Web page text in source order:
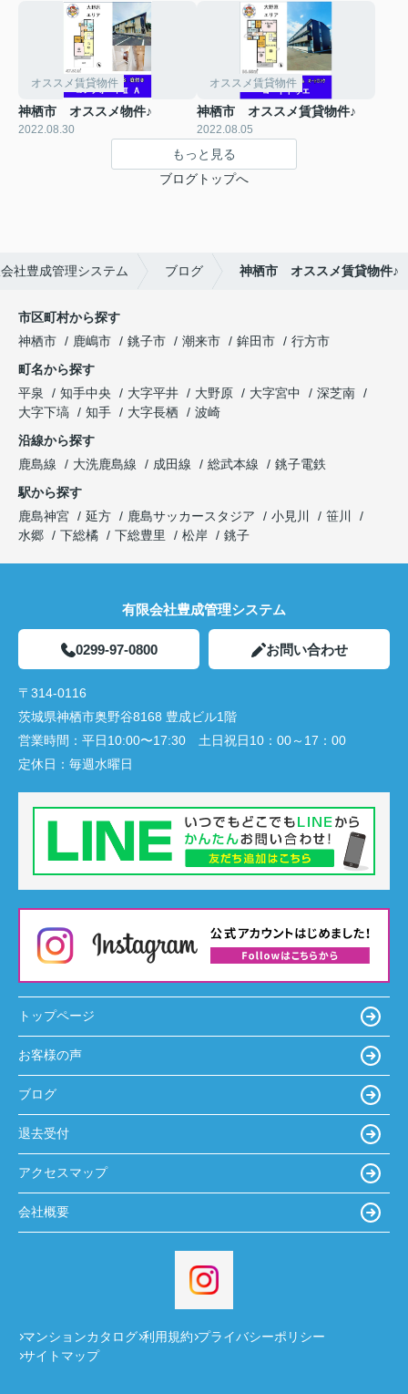
オススメ賃貸物件
神栖市 オススメ物件♪
2022.08.30
オススメ賃貸物件
神栖市 オススメ賃貸物件♪
2022.08.05
もっと見る
ブログトップへ
社豊成管理システム ブログ 神栖市 オススメ賃貸物件♪
市区町村から探す
神栖市
鹿嶋市 銚子市 潮来市 鉾田市
行方市
町名から探す
平泉
知手中央 大字平井 大野原 大字宮中
深芝南
大字下塙
知手 大字長栖
波崎
沿線から探す
鹿島線
大洗鹿島線 成田線 総武本線
銚子電鉄
駅から探す
鹿島神宮
延方 鹿島サッカースタジア 小見川
笹川
水郷
下総橘 下総豊里 松岸 銚子
有限会社豊成管理システム
0299-97-0800 お問い合わせ
〒314-0116
茨城県神栖市奥野谷8168 豊成ビル1階
営業時間： 平日10:00〜17:30 土日祝日10：00～17：00
定休日： 毎週水曜日
トップページ
お客様の声
ブログ
退去受付
アクセスマップ
会社概要
マンションカタログ 利用規約 プライバシーポリシー
サイトマップ